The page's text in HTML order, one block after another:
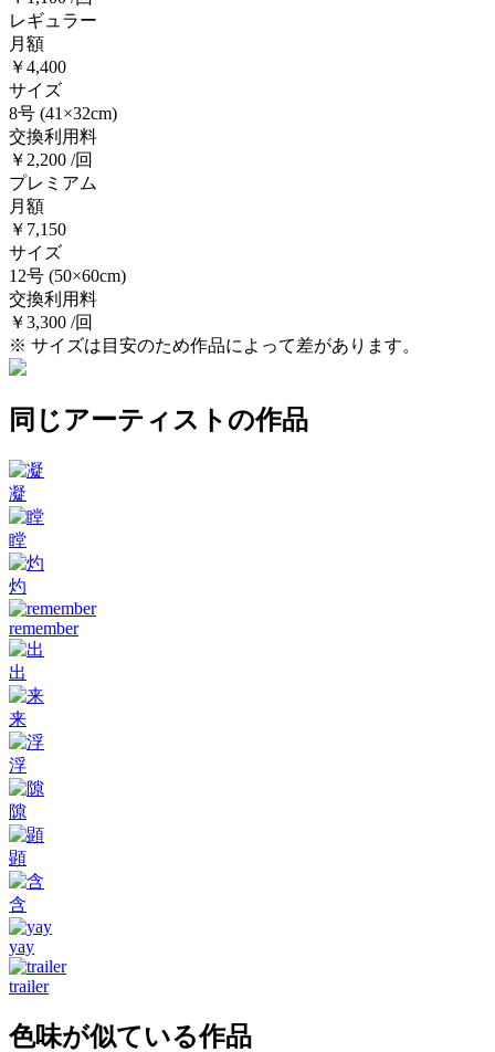
レギュラー
月額
￥4,400
サイズ
8号 (41×32cm)
交換利用料
￥2,200 /回
プレミアム
月額
￥7,150
サイズ
12号 (50×60cm)
交換利用料
￥3,300 /回
※ サイズは目安のため作品によって差があります。
同じアーティストの作品
凝
瞠
灼
remember
出
来
浮
隙
顕
含
yay
trailer
色味が似ている作品